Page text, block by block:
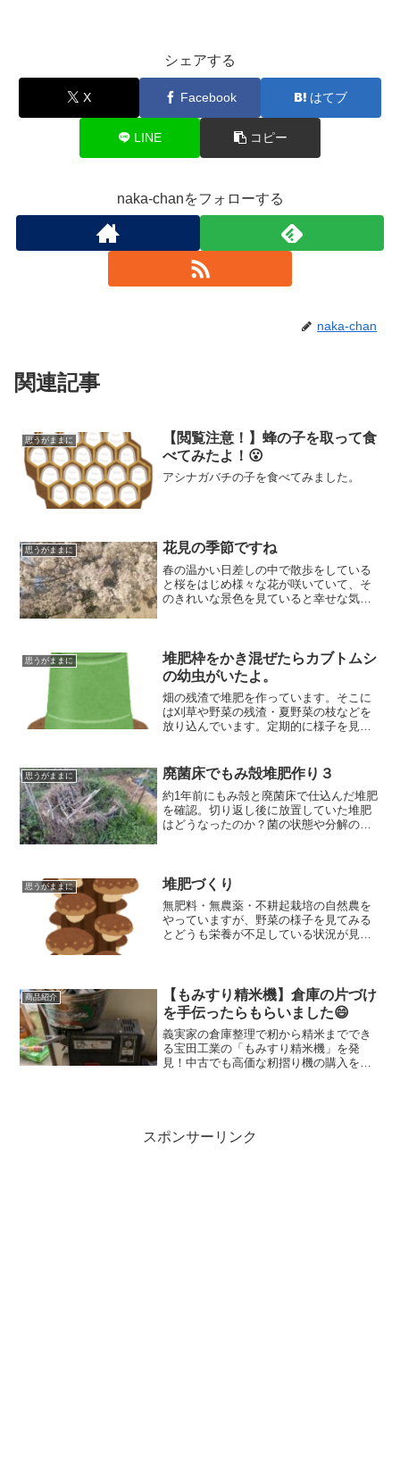
シェアする
X Facebook はてブ
LINE コピー
naka-chanをフォローする
naka-chan
関連記事
思うがままに
【閲覧注意！】蜂の子を取って食
べてみたよ！😮
アシナガバチの子を食べてみました。
思うがままに 花見の季節ですね
春の温かい日差しの中で散歩をしている
と桜をはじめ様々な花が咲いていて、そ
のきれいな景色を見ていると幸せな気持
の人たちがうれしい気持ちになったり、
幸せになったりします。自然が移り変わ
る景色は人を幸せにするんだなと改めて
実感します。
思うがままに
堆肥枠をかき混ぜたらカブトムシ
の幼虫がいたよ。
畑の残渣で堆肥を作っています。そこに
は刈草や野菜の残渣・夏野菜の枝などを
放り込んでいます。定期的に様子を見る
だったのであまり分解は進んでいません
でした。堆肥の層にはカブトムシの幼虫
がいました。
思うがままに 廃菌床でもみ殻堆肥作り３
約1年前にもみ殻と廃菌床で仕込んだ堆肥
を確認。切り返し後に放置していた堆肥
はどうなったのか？菌の状態や分解の進
思うがままに 堆肥づくり
無肥料・無農薬・不耕起栽培の自然農を
やっていますが、野菜の様子を見てみる
とどうも栄養が不足している状況が見ら
が、それをちょっとだけ加速させること
をしようと思ったのが今回の発端です。
商品紹介
【もみすり精米機】倉庫の片づけ
を手伝ったらもらいました😄
義実家の倉庫整理で籾から精米まででき
る宝田工業の「もみすり精米機」を発
見！中古でも高価な籾摺り機の購入を迷
スポンサーリンク